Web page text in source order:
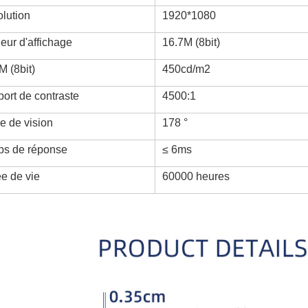
1920*1080
d'affichage 16.7M (8bit)
(8bit) 450cd/m2
de contraste 4500:1
de vision 178 °
de réponse ≤ 6ms
de vie 60000 heures